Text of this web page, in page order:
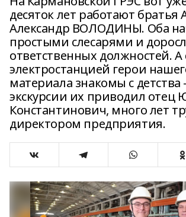
десяток лет работают братья
Александр ВОЛОДИНЫ. Оба
простыми слесарями и
ответственных должностей. А
электростанцией герои
материала знакомы с детства
экскурсии их приводил отец
Константинович, много лет
директором предприятия.